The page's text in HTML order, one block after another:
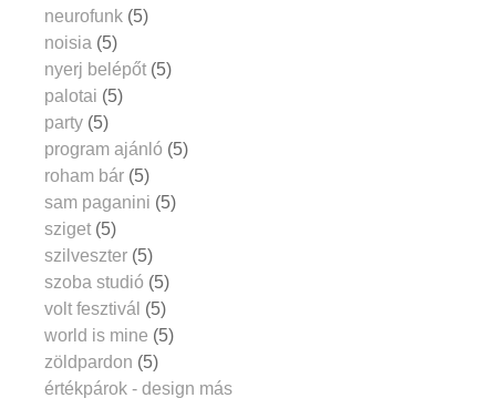
neurofunk (5)
noisia (5)
nyerj belépőt (5)
palotai (5)
party (5)
program ajánló (5)
roham bár (5)
sam paganini (5)
sziget (5)
szilveszter (5)
szoba studió (5)
volt fesztivál (5)
world is mine (5)
zöldpardon (5)
értékpárok - design más